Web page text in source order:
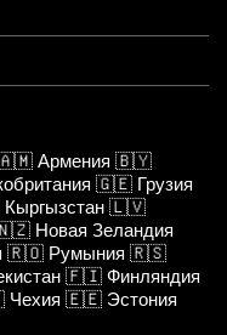
Армения 🇧🇾
🇬🇪 Грузия
Кыргызстан 🇱🇻
Новая Зеландия
🇷🇴 Румыния 🇷🇸
🇫🇮 Финляндия
Чехия 🇪🇪 Эстония